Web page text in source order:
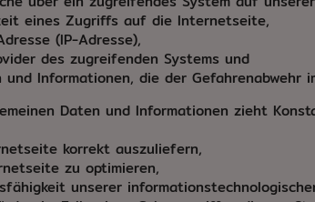
eines Zugriffs auf die Internetseite,
(IP-Adresse),
des zugreifenden Systems und
Informationen, die der
Daten und Informationen zieht
korrekt auszuliefern,
zu optimieren,
unserer